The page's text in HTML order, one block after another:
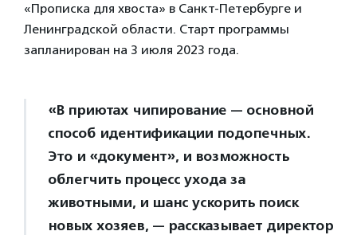
«Прописка для хвоста» в Санкт-Петербурге и
Ленинградской области. Старт программы
запланирован на 3 июля 2023 года.
«В приютах чипирование — основной
способ идентификации подопечных.
Это и «документ», и возможность
облегчить процесс ухода за
животными, и шанс ускорить поиск
новых хозяев, — рассказывает директор